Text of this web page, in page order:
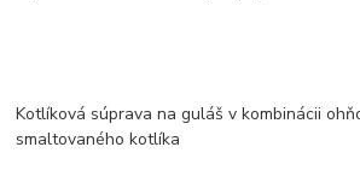
Kotlíková súprava na guláš v kombinácii
smaltovaného kotlíka